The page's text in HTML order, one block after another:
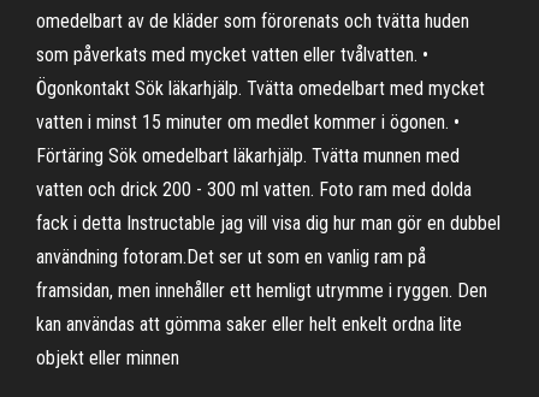
omedelbart av de kläder som förorenats och tvätta huden
som påverkats med mycket vatten eller tvålvatten. •
Ögonkontakt Sök läkarhjälp. Tvätta omedelbart med mycket
vatten i minst 15 minuter om medlet kommer i ögonen. •
Förtäring Sök omedelbart läkarhjälp. Tvätta munnen med
vatten och drick 200 - 300 ml vatten. Foto ram med dolda
fack i detta Instructable jag vill visa dig hur man gör en dubbel
användning fotoram.Det ser ut som en vanlig ram på
framsidan, men innehåller ett hemligt utrymme i ryggen. Den
kan användas att gömma saker eller helt enkelt ordna lite
objekt eller minnen